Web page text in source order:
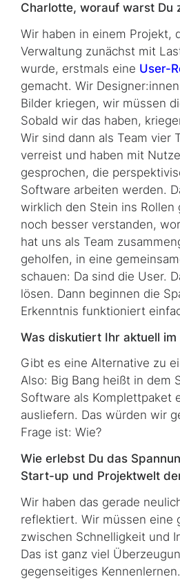
Charlotte, worauf warst Du
Wir haben in einem Projekt,
Verwaltung zunächst mit
wurde, erstmals eine User-
gemacht. Wir
Bilder kriegen, wir müssen
Sobald wir das haben,
Wir sind dann als Team vier
verreist und haben mit
gesprochen, die
Software arbeiten werden.
wirklich den Stein ins Rollen
noch besser verstanden,
hat uns als Team
geholfen, in eine
schauen: Da sind die User.
lösen. Dann beginnen die
Erkenntnis funktioniert
Was diskutiert Ihr aktuell im
Gibt es eine Alternative zu
Also: Big Bang heißt in dem
Software als Komplettpaket
ausliefern. Das würden wir
Frage ist: Wie?
Wie erlebst Du das
Start-up und Projektwelt
Wir haben das gerade
reflektiert. Wir müssen eine
zwischen Schnelligkeit und
Das ist ganz viel
gegenseitiges Kennenlernen.